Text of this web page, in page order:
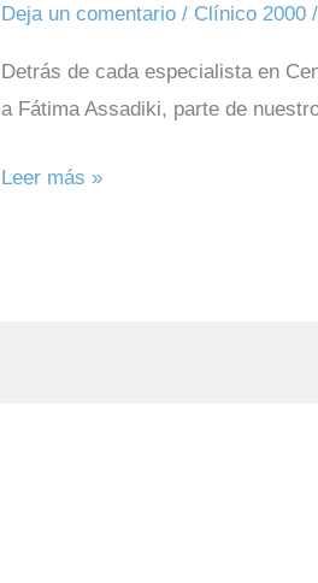
Deja un comentario / Clínico 2000 /
Detrás de cada especialista en
a Fátima Assadiki, parte de
Leer más »